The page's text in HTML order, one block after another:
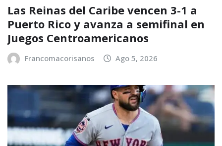
Las Reinas del Caribe vencen 3-1 a
Puerto Rico y avanza a semifinal en
Juegos Centroamericanos
Francomacorisanos Ago 5, 2026